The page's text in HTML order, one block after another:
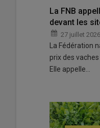
© L. Pouchard
Dans une
longtemps
Leybros et son
salers. « Au
chaque année.
La FNB
devant les
27 juillet 2026
La Fédération
prix des
Elle appelle…